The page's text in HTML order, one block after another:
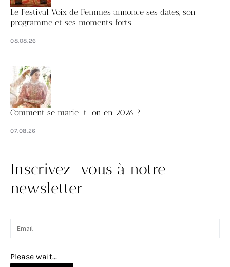
Le Festival Voix de Femmes annonce ses dates, son
programme et ses moments forts
08.08.26
Comment se marie-t-on en 2026 ?
07.08.26
Inscrivez-vous à notre
newsletter
Please wait...